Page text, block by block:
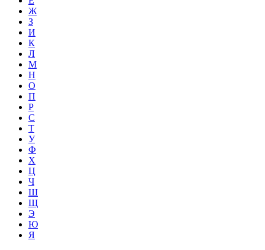
Ж
З
И
К
Л
М
Н
О
П
Р
С
Т
У
Ф
Х
Ц
Ч
Ш
Щ
Э
Ю
Я